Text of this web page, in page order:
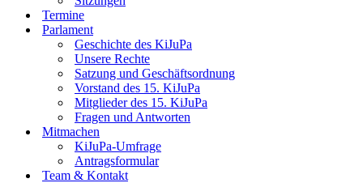
Termine
Parlament
Geschichte des KiJuPa
Unsere Rechte
Satzung und Geschäftsordnung
Vorstand des 15. KiJuPa
Mitglieder des 15. KiJuPa
Fragen und Antworten
Mitmachen
KiJuPa-Umfrage
Antragsformular
Team & Kontakt